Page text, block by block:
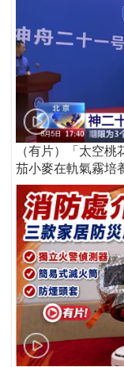
（有片）「太空
茄小麥在軌氣霧培